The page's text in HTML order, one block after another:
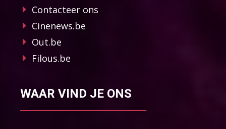
Contacteer ons
Cinenews.be
Out.be
Filous.be
WAAR VIND JE ONS